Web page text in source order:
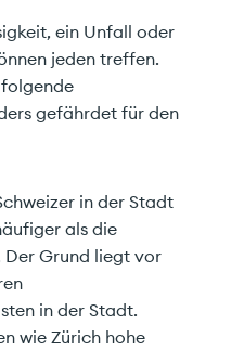
ein Unfall oder
jeden treffen.
gefährdet für den
in der Stadt
als die
Grund liegt vor
in der Stadt.
wie Zürich hohe